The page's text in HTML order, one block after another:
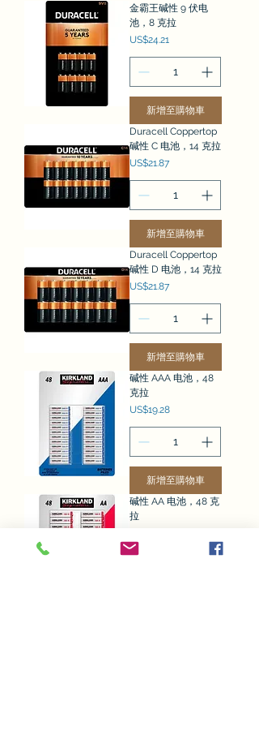
金霸王碱性 9 伏电
池，8 克拉
價格
US$24.21
新增至購物車
Duracell Coppertop
碱性 C 电池，14 克拉
價格
US$21.87
新增至購物車
Duracell Coppertop
碱性 D 电池，14 克拉
價格
US$21.87
新增至購物車
碱性 AAA 电池，48
克拉
價格
US$19.28
新增至購物車
碱性 AA 电池，48 克
拉